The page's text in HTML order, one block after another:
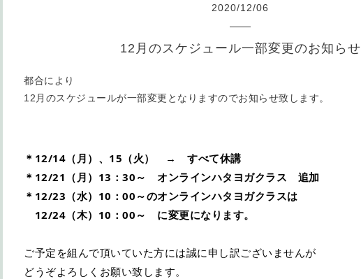
2020/12/06
12月のスケジュール一部変更のお知らせ
都合により
12月のスケジュールが一部変更となりますのでお知らせ致します。
＊12/14（月）、15（火）　→　すべて休講
＊12/21（月）13：30～　オンラインハタヨガクラス　追加
＊12/23（水）10：00～のオンラインハタヨガクラスは
12/24（木）10：00～　に変更になります。
ご予定を組んで頂いていた方には誠に申し訳ございませんが
どうぞよろしくお願い致します。